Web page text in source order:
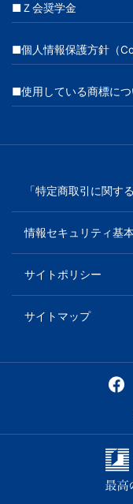
■Ｚ会奨学金
■個人情報保護方針（
■使用している商標につ
「特定商取引に関す
情報セキュリティ基
サイトポリシー
サイトマップ